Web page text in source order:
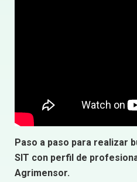
Paso a paso para realizar
SIT con perfil de
Agrimensor.